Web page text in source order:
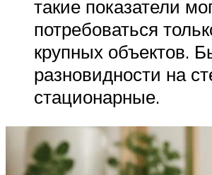
такие показатели
потребоваться
крупных объектов.
разновидности на
стационарные.